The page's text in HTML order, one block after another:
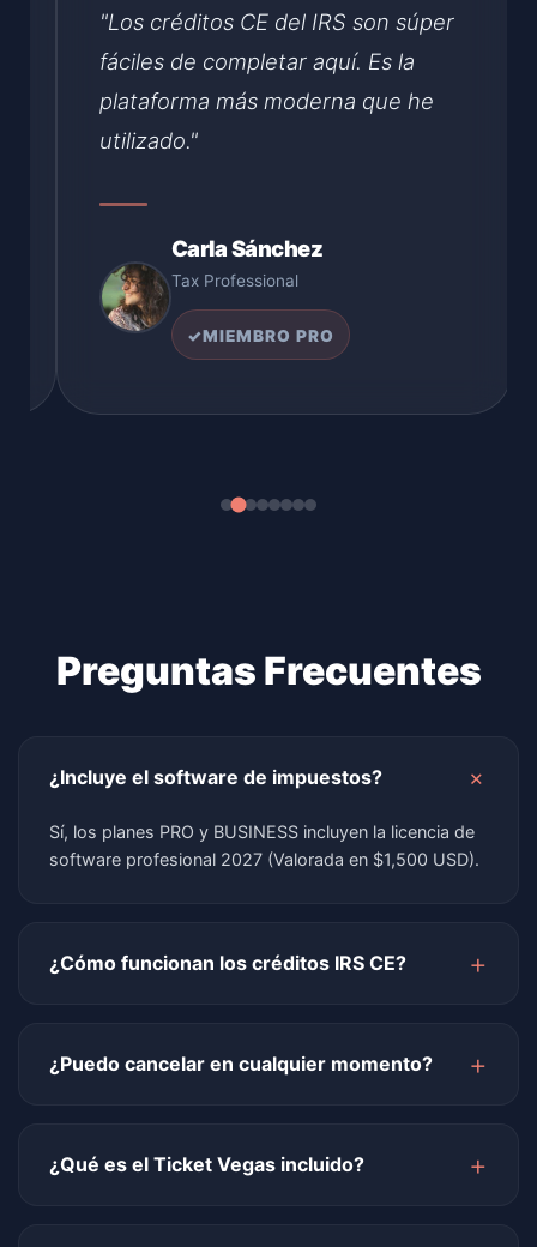
"Los créditos CE del IRS son súper
fáciles de completar aquí. Es la
plataforma más moderna que he
utilizado."
Carla Sánchez
Tax Professional
✓ MIEMBRO PRO
Preguntas Frecuentes
¿Incluye el software de impuestos? +
Sí, los planes PRO y BUSINESS incluyen la licencia de
software profesional 2027 (Valorada en $1,500 USD).
¿Cómo funcionan los créditos IRS CE? +
tus créditos automáticamente usando tu PTIN.
¿Puedo cancelar en cualquier momento? +
¿Qué es el Ticket Vegas incluido? +